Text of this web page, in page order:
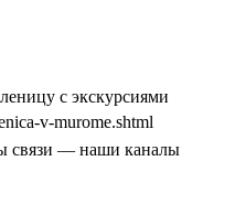
с экскурсиями
v-murome.shtml
связи — наши каналы